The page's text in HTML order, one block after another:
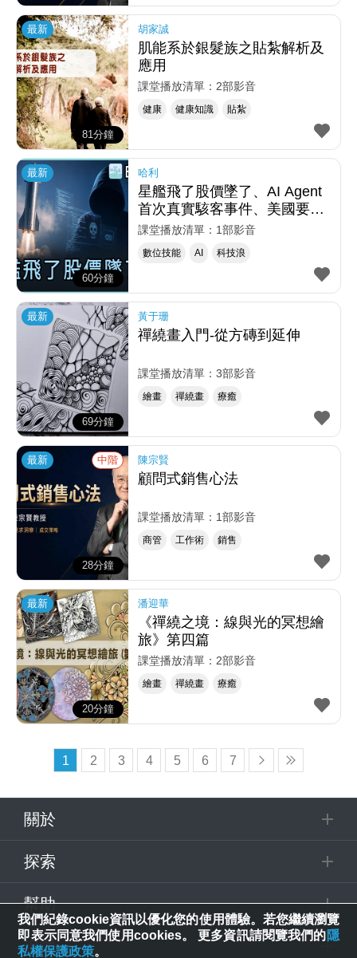
最新
81分鐘
胡家誠
肌能系於銀髮族之貼紮解析及
應用
課堂播放清單：2部影音
健康 健康知識 貼紮
最新
60分鐘
哈利
星艦飛了股價墜了、AI Agent
首次真實駭客事件、美國要禁
中國 AI？
課堂播放清單：1部影音
數位技能 AI 科技浪
最新
69分鐘
黃于珊
禪繞畫入門-從方磚到延伸
課堂播放清單：3部影音
繪畫 禪繞畫 療癒
最新 中階
28分鐘
陳宗賢
顧問式銷售心法
課堂播放清單：1部影音
商管 工作術 銷售
最新
20分鐘
潘迎華
《禪繞之境：線與光的冥想繪
旅》第四篇
課堂播放清單：2部影音
繪畫 禪繞畫 療癒
1 2 3 4 5 6 7
關於
探索
幫助
追蹤
我們紀錄cookie資訊以優化您的使用體驗。若您繼續瀏覽
即表示同意我們使用cookies。 更多資訊請閱覽我們的隱
私權保護政策。